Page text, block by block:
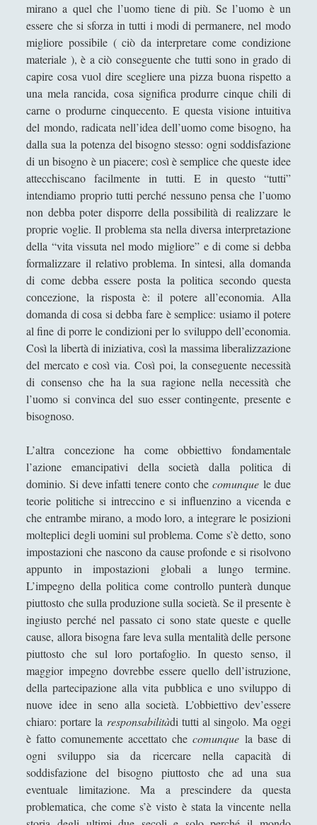
Espellere l'indicibile: una lettura filosofica tra
psicoanalisi e dialettica
Il Demiurgo di Platone ha l'Idea di Artisticità sui
numeri idealmente contratti
Il sospetto per gli "starnuti" della steppa
IL TRIANGOLO DELLE OPPPOSIZIONI: UN
MODELLO ERMENEUTICO
Il «Giano Bifronte» Salvator Mundi di Leonardo da
Vinci in terra straniera
L'amicizia dell'acqua verso la "clessidra" della luce
L'estetica del Monte Vulture fra l'immaginazione
materiale e la natura morta
L'Impresa Umana
L'incoronazione della Vergine di Alessandro
Bonvicini in una visione alchemica
La Costituzione estetica al genitivo impolitico d'un
Potremmo
La crisi dei linguaggi artistici
La filosofia e il linguaggio politico cinese. La
riscoperta di Confucio e i limiti filosofici della
La macellazione dell'arte che "maschera" la
monumentalità della filosofia
La poetica della musica di Igor Stravinskij
La risorsa di Dio, la Madonna, nell'opera di
conversione del Cristianesimo l "Incredulità di San
Tommaso" di Caravaggio
La scultura è una fiamma all'esistenzialismo con
la febbre
La tecnica dodecafonica e la querelle sul "Doctor
Faustus" di Thomas Mann
La trasparenza della plastica che sublima la
"macchia d'olio" sul potere
Paolo Villaggio come Filosofo della Postmodernità
Pedagogia Sociale – Integrazione di Giochi e
Interazione Sociale nel Processo di
Apprendimento
Riflessioni filosofiche sul cinema di guerra - Capire
la guerra attraverso il cinema
mirano a quel che l’uomo tiene di più. Se l’uomo è un
essere che si sforza in tutti i modi di permanere, nel modo
migliore possibile ( ciò da interpretare come condizione
materiale ), è a ciò conseguente che tutti sono in grado di
capire cosa vuol dire scegliere una pizza buona rispetto a
una mela rancida, cosa significa produrre cinque chili di
carne o produrne cinquecento. E questa visione intuitiva
del mondo, radicata nell’idea dell’uomo come bisogno, ha
dalla sua la potenza del bisogno stesso: ogni soddisfazione
di un bisogno è un piacere; così è semplice che queste idee
attecchiscano facilmente in tutti. E in questo “tutti”
intendiamo proprio tutti perché nessuno pensa che l’uomo
non debba poter disporre della possibilità di realizzare le
proprie voglie. Il problema sta nella diversa interpretazione
della “vita vissuta nel modo migliore” e di come si debba
formalizzare il relativo problema. In sintesi, alla domanda
di come debba essere posta la politica secondo questa
concezione, la risposta è: il potere all’economia. Alla
domanda di cosa si debba fare è semplice: usiamo il potere
al fine di porre le condizioni per lo sviluppo dell’economia.
Così la libertà di iniziativa, così la massima liberalizzazione
del mercato e così via. Così poi, la conseguente necessità
di consenso che ha la sua ragione nella necessità che
l’uomo si convinca del suo esser contingente, presente e
bisognoso.
L’altra concezione ha come obbiettivo fondamentale
l’azione emancipativi della società dalla politica di
dominio. Si deve infatti tenere conto checomunque le due
teorie politiche si intreccino e si influenzino a vicenda e
che entrambe mirano, a modo loro, a integrare le posizioni
molteplici degli uomini sul problema. Come s’è detto, sono
impostazioni che nascono da cause profonde e si risolvono
appunto in impostazioni globali a lungo termine.
L’impegno della politica come controllo punterà dunque
piuttosto che sulla produzione sulla società. Se il presente è
ingiusto perché nel passato ci sono state queste e quelle
cause, allora bisogna fare leva sulla mentalità delle persone
piuttosto che sul loro portafoglio. In questo senso, il
maggior impegno dovrebbe essere quello dell’istruzione,
della partecipazione alla vita pubblica e uno sviluppo di
nuove idee in seno alla società. L’obbiettivo dev’essere
chiaro: portare la responsabilitàdi tutti al singolo. Ma oggi
è fatto comunemente accettato checomunque la base di
ogni sviluppo sia da ricercare nella capacità di
soddisfazione del bisogno piuttosto che ad una sua
eventuale limitazione. Ma a prescindere da questa
problematica, che come s’è visto è stata la vincente nella